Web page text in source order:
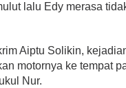
lalu Edy merasa
Aiptu Solikin,
motornya ke tempat
Nur.